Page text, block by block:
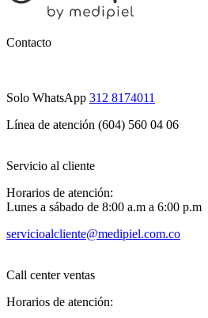
Contacto
Solo WhatsApp 312 8174011
Línea de atención (604) 560 04 06
Servicio al cliente
Horarios de atención:
Lunes a sábado de 8:00 a.m a 6:00 p.m
servicioalcliente@medipiel.com.co
Call center ventas
Horarios de atención: